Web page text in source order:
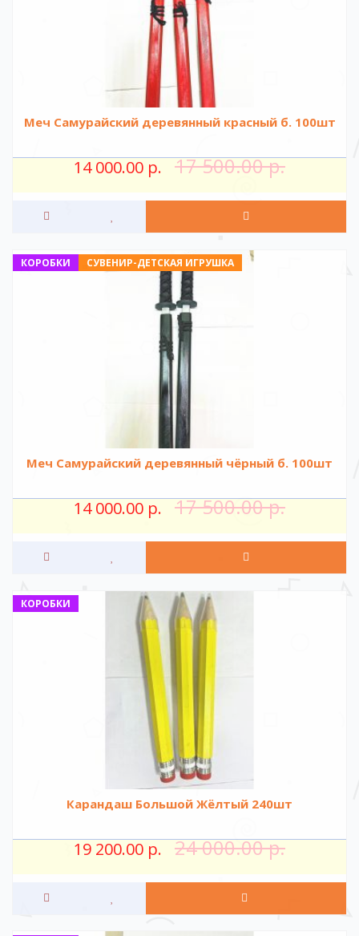
Меч Самурайский деревянный красный б. 100шт
14 000.00 р. 17 500.00 р.
СУВЕНИР-ДЕТСКАЯ ИГРУШКА
КОРОБКИ
Меч Самурайский деревянный чёрный б. 100шт
14 000.00 р. 17 500.00 р.
КОРОБКИ
Карандаш Большой Жёлтый 240шт
19 200.00 р. 24 000.00 р.